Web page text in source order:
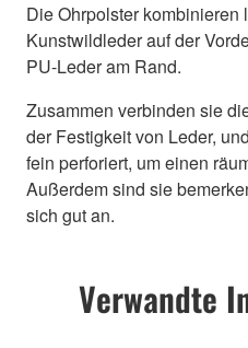
Die Ohrpolster kombinieren
Kunstwildleder auf der
PU-Leder am Rand.
Zusammen verbinden sie
der Festigkeit von Leder,
fein perforiert, um einen
Außerdem sind sie
sich gut an.
Verwandte